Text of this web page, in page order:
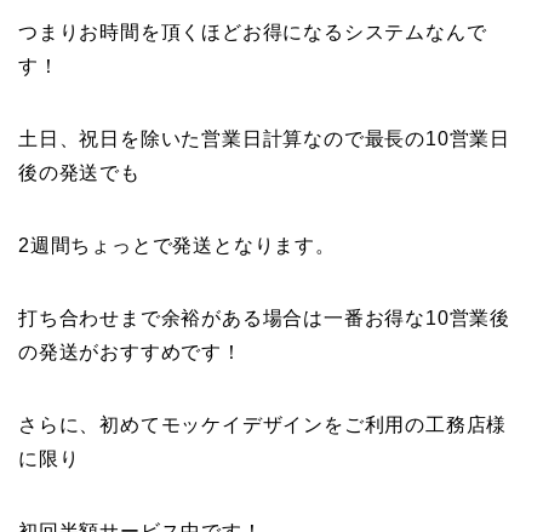
つまりお時間を頂くほどお得になるシステムなんで
す！
土日、祝日を除いた営業日計算なので最長の10営業日
後の発送でも
2週間ちょっとで発送となります。
打ち合わせまで余裕がある場合は一番お得な10営業後
の発送がおすすめです！
さらに、初めてモッケイデザインをご利用の工務店様
に限り